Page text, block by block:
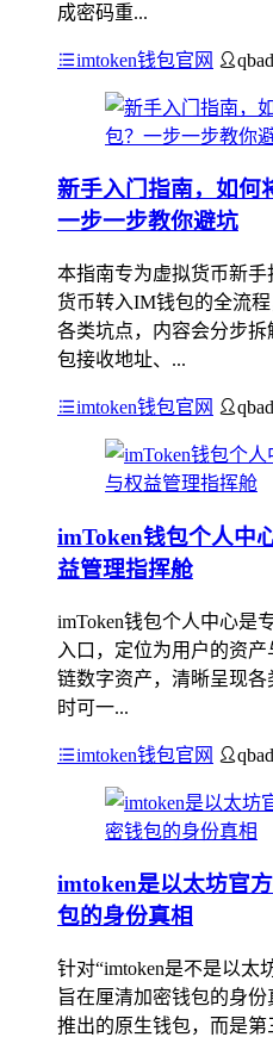
成密码重...
imtoken钱包官网
新手入门指南，如何
一步一步教你避坑
本指南专为虚拟货币新
货币转入IM钱包的全流
各类坑点，内容会分步
包接收地址、...
imtoken钱包官网
imToken钱包个人中
益管理指挥舱
imToken钱包个人中心是
入口，定位为用户的资
链数字资产，清晰呈现
时可一...
imtoken钱包官网
imtoken是以太坊官
包的身份真相
针对“imtoken是不是以太
旨在厘清加密钱包的身
推出的原生钱包，而是